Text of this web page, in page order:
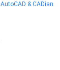
AutoCAD & CADian